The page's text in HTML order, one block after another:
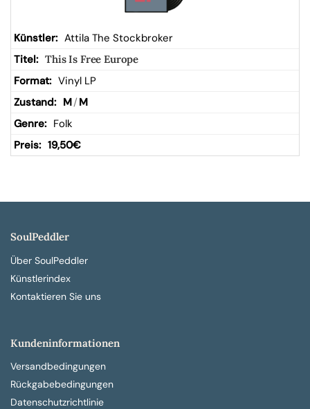
Attila The Stockbroker
This Is Free Europe
Vinyl LP
M/ M
Folk
19,50€
SoulPeddler
Über SoulPeddler
Künstlerindex
Kontaktieren Sie uns
Kundeninformationen
Versandbedingungen
Rückgabebedingungen
Datenschutzrichtlinie